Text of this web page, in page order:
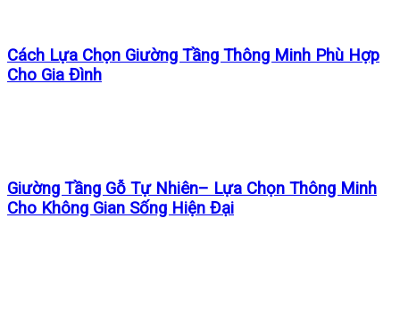
Cách Lựa Chọn Giường Tầng Thông Minh Phù Hợp
Cho Gia Đình
Giường Tầng Gỗ Tự Nhiên– Lựa Chọn Thông Minh
Cho Không Gian Sống Hiện Đại